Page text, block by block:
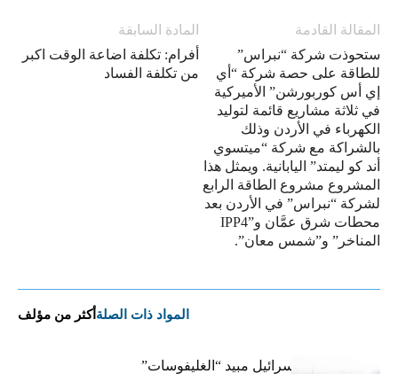
المادة السابقة
أفرام: تكلفة اضاعة الوقت اكبر
من تكلفة الفساد
المقالة القادمة
ستحوذت شركة “نبراس”
للطاقة على حصة شركة “أي
إي أس كوربورشن” الأميركية
في ثلاثة مشاريع قائمة لتوليد
الكهرباء في الأردن وذلك
بالشراكة مع شركة “ميتسوي
أند كو ليمتد” اليابانية. ويمثل هذا
المشروع مشروع الطاقة الرابع
لشركة “نبراس” في الأردن بعد
محطات شرق عمَّان و”IPP4
المناخر” و”شمس معان”.
المواد ذات الصلة أكثر من مؤلف
هل استخدمت إسرائيل مبيد “الغليفوسات”